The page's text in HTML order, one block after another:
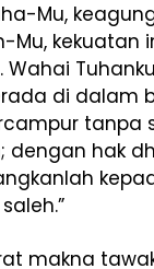
Mu,
Mu, kekuatan
di dalam
tanpa
dengan hak
makna